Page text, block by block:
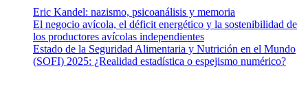
Eric Kandel: nazismo, psicoanálisis y memoria
El negocio avícola, el déficit energético y la sostenibilidad de
los productores avícolas independientes
Estado de la Seguridad Alimentaria y Nutrición en el Mundo
(SOFI) 2025: ¿Realidad estadística o espejismo numérico?